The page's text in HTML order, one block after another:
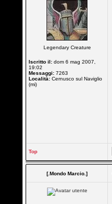
Legendary Creature
Iscritto il: dom 6 mag 2007,
19:02
Messaggi: 7263
Località: Cernusco sul Naviglio
(mi)
Top
[.Mondo Marcio.]